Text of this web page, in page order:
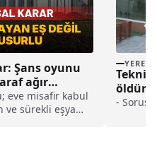
Şans oyunu
ağır
eve misafir kabul
ve sürekli eşya
YEREL
Teknik
-